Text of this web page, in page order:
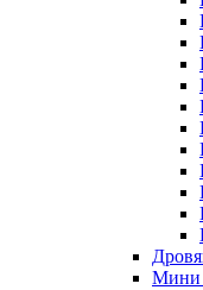
Мини